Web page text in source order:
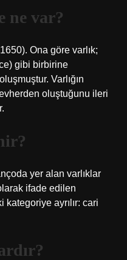
ne var?
Ona göre varlık;
gibi birbirine
Varlığın
oluştuğunu ileri
yer alan varlıklar
ifade edilen
kategoriye ayrılır: cari